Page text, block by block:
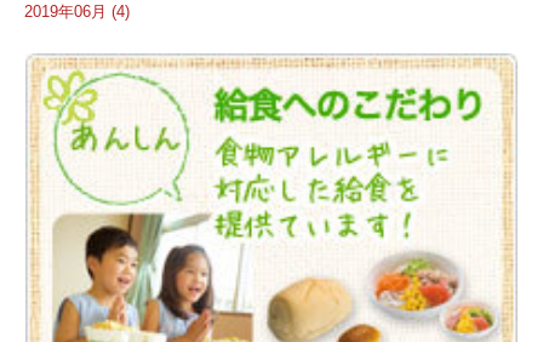
2019年06月 (4)